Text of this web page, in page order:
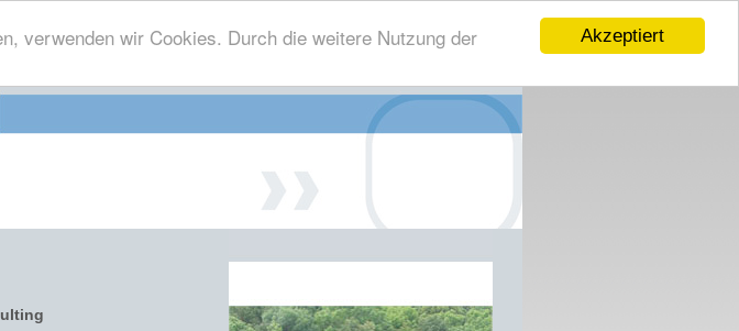
Akzeptiert
verwenden wir Cookies. Durch die weitere Nutzung der